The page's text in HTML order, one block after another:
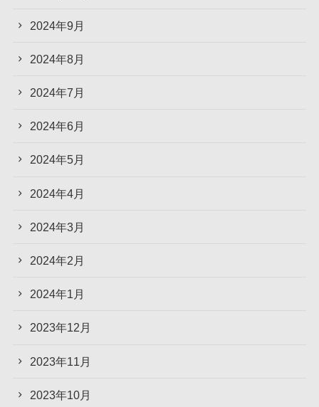
2024年9月
2024年8月
2024年7月
2024年6月
2024年5月
2024年4月
2024年3月
2024年2月
2024年1月
2023年12月
2023年11月
2023年10月